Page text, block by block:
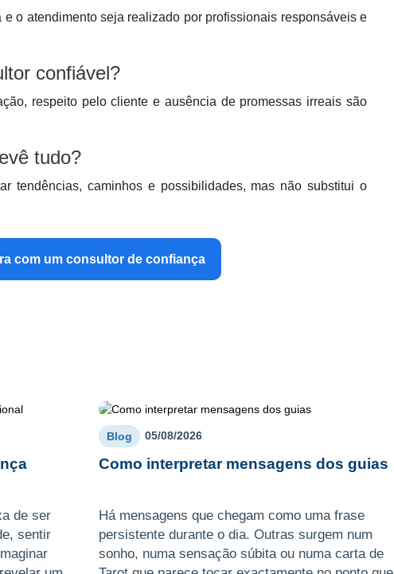
o atendimento seja realizado por profissionais responsáveis e
confiável?
respeito pelo cliente e ausência de promessas irreais são
tudo?
tendências, caminhos e possibilidades, mas não substitui o
com um consultor de confiança
de ser
sentir
Blog 05/08/2026
Como interpretar mensagens dos guias
Há mensagens que chegam como uma frase
persistente durante o dia. Outras surgem num
sonho, numa sensação súbita ou numa carta de